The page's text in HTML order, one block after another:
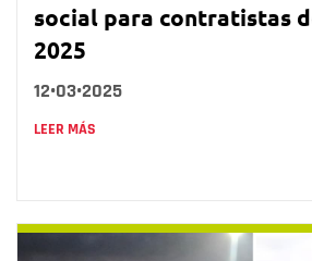
social para contratistas
2025
12•03•2025
LEER MÁS